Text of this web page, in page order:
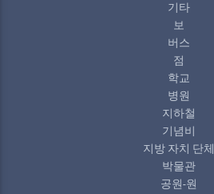
기타
보
버스
점
학교
병원
지하철
기념비
지방 자치 단체
박물관
공원-원